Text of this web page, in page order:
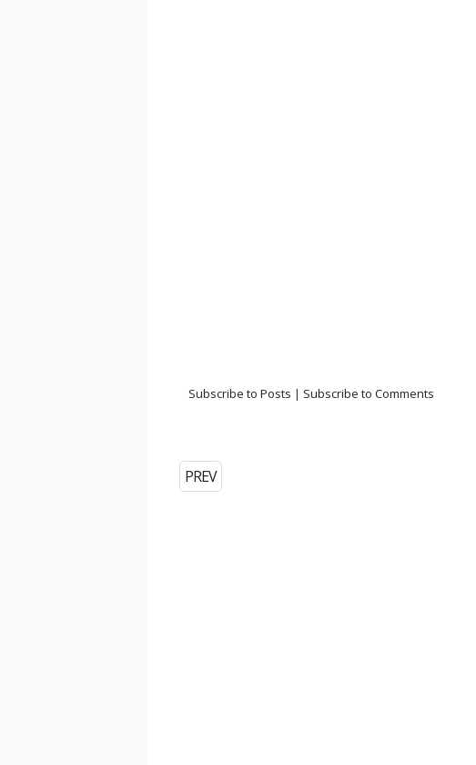
Subscribe to Posts | Subscribe to Comments
PREV